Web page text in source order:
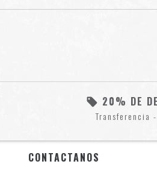
20% DE
Transferencia
CONTACTANOS